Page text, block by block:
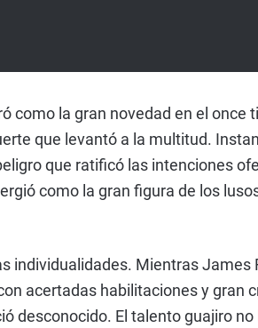
como la gran novedad en el once
que levantó a la multitud.
que ratificó las intenciones
como la gran figura de los
individualidades. Mientras James
acertadas habilitaciones y gran
desconocido. El talento guajiro